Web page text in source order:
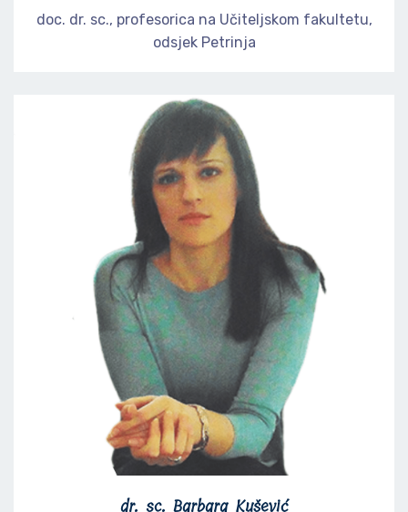
doc. dr. sc., profesorica na Učiteljskom fakultetu,
odsjek Petrinja
dr. sc. Barbara Kušević